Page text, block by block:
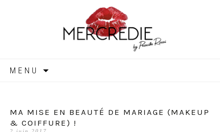
MERCREDIE
MENU
MA MISE EN BEAUTÉ DE MARIAGE (MAKEUP
& COIFFURE) !